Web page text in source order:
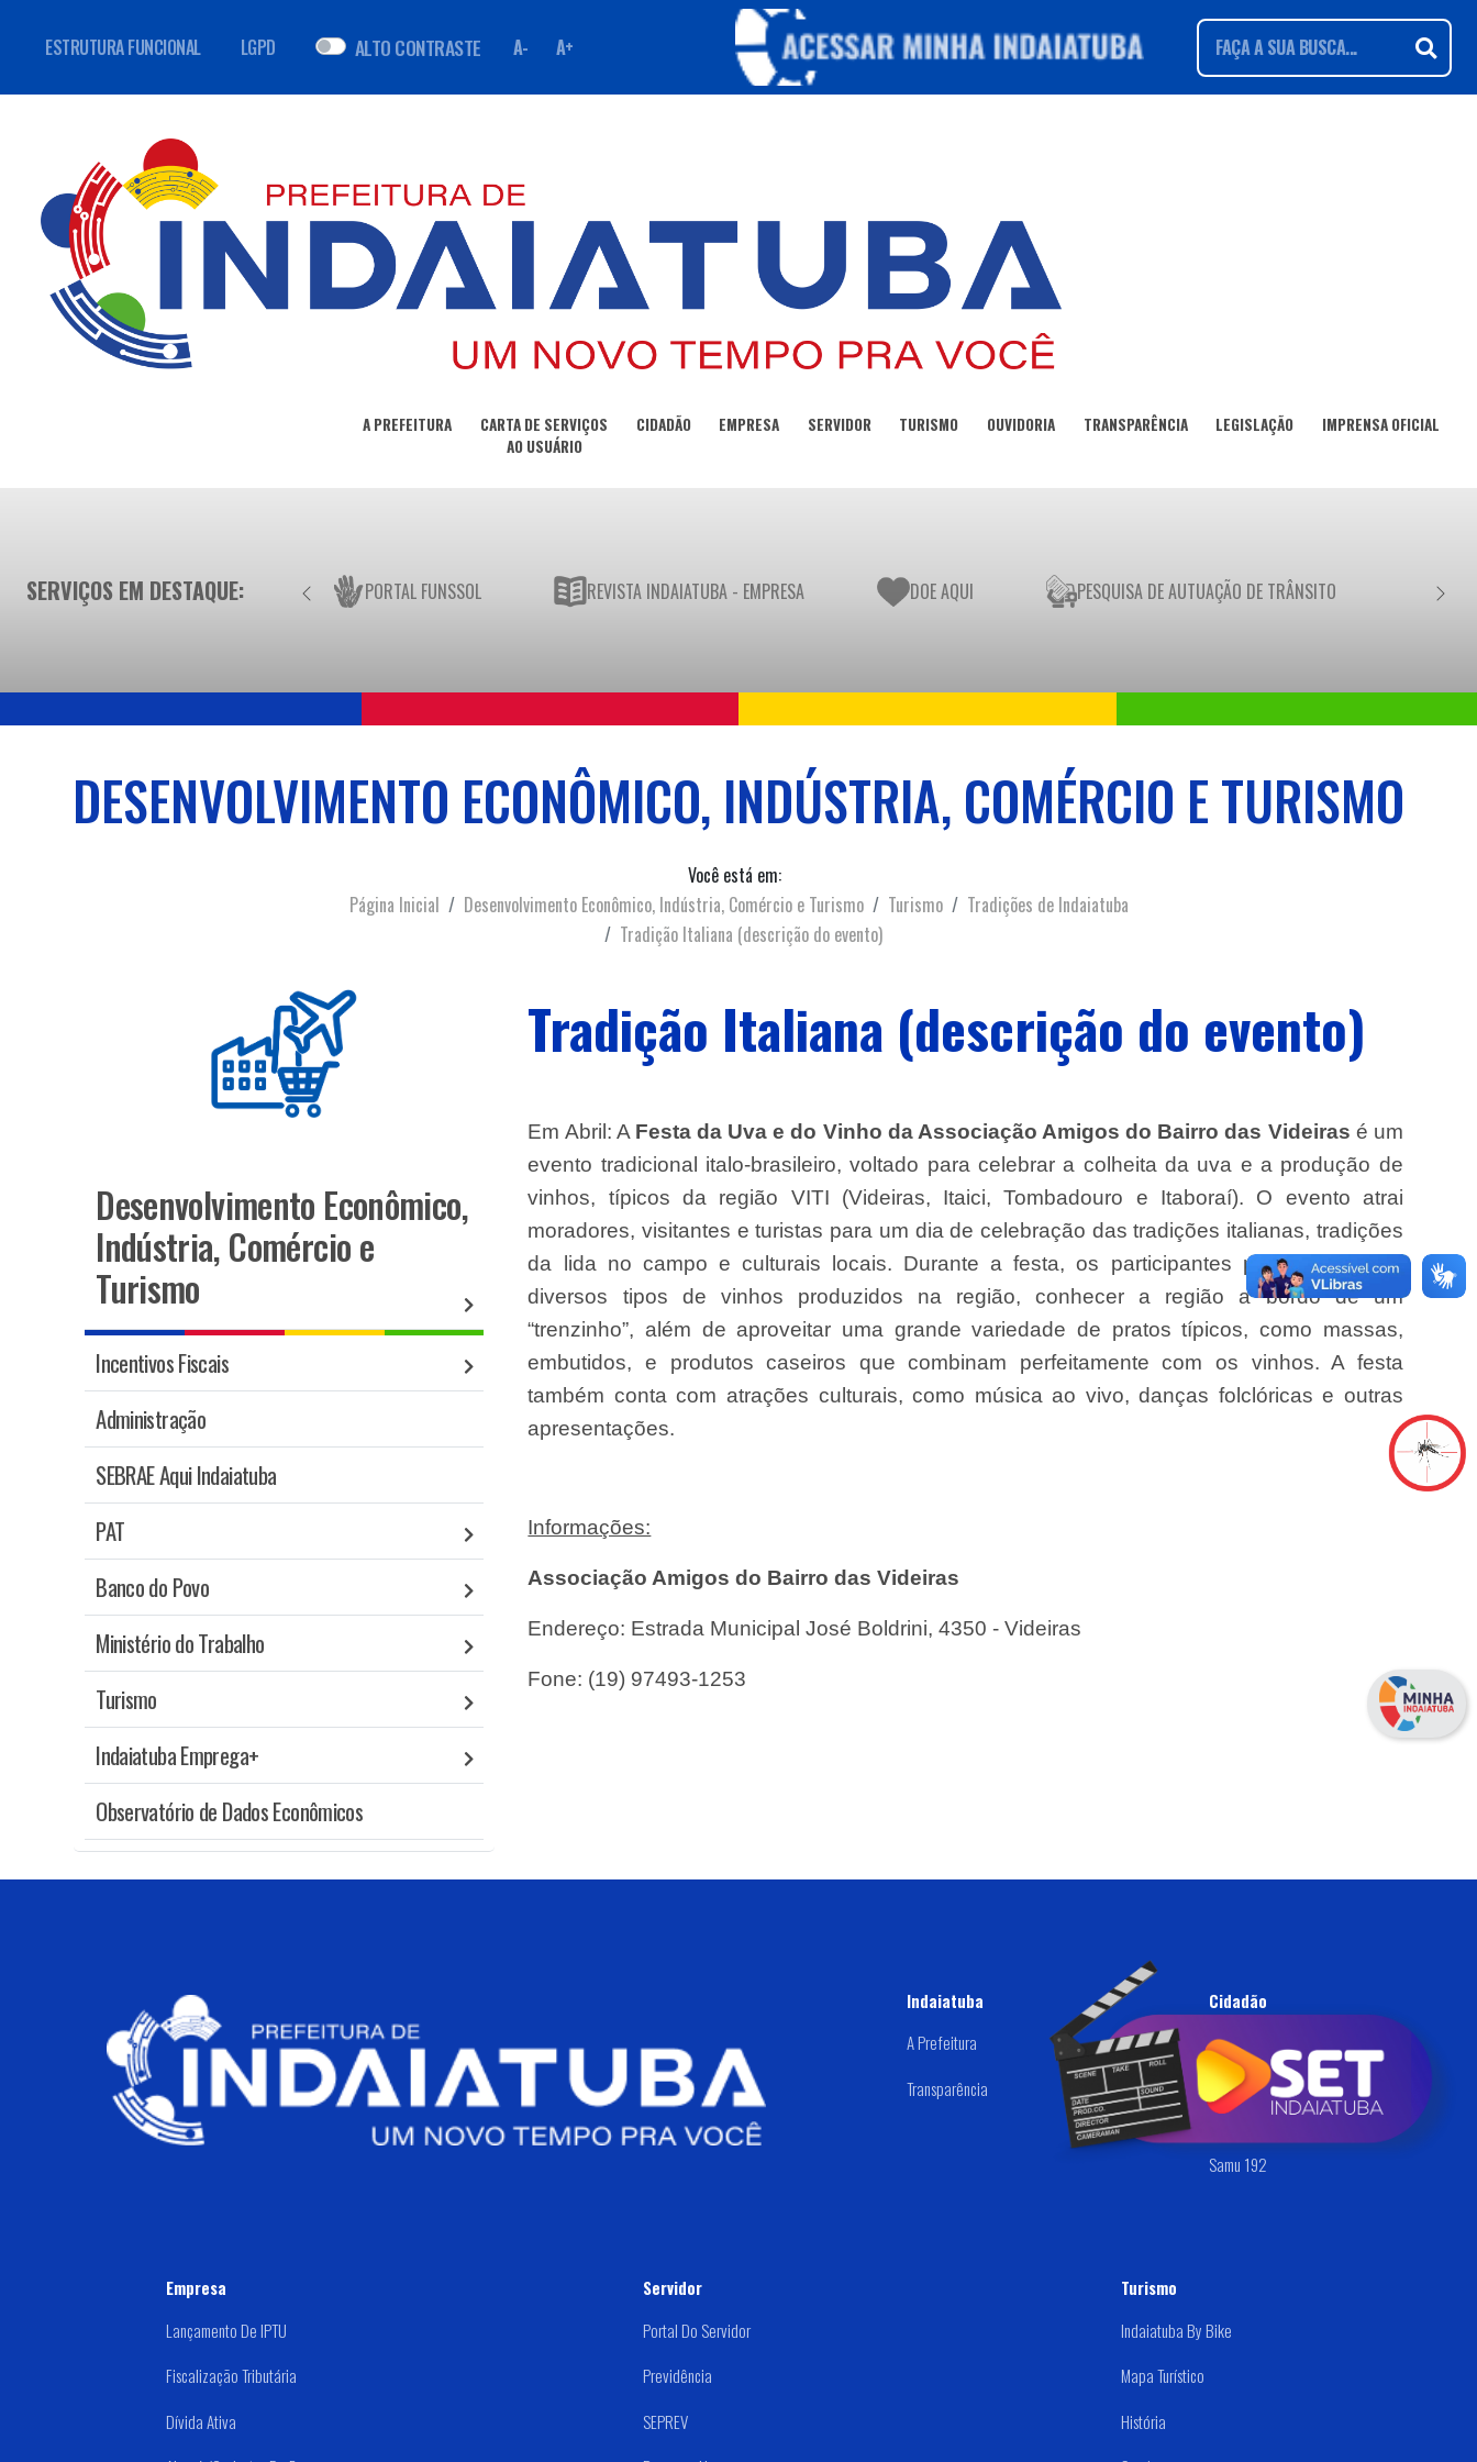
ESTRUTURA FUNCIONAL LGPD ALTO CONTRASTE A- A+
A PREFEITURA
CARTA DE SERVIÇOS
AO USUÁRIO
CIDADÃO EMPRESA SERVIDOR TURISMO OUVIDORIA TRANSPARÊNCIA LEGISLAÇÃO IMPRENSA OFICIAL
SERVIÇOS EM DESTAQUE: PORTAL FUNSSOL REVISTA INDAIATUBA - EMPRESA DOE AQUI PESQUISA DE AUTUAÇÃO DE TRÂNSITO
DESENVOLVIMENTO ECONÔMICO, INDÚSTRIA, COMÉRCIO E TURISMO
Você está em:
Página Inicial
Desenvolvimento Econômico, Indústria, Comércio e Turismo Turismo
Tradições de Indaiatuba
Tradição Italiana (descrição do evento)
Desenvolvimento Econômico,
Indústria, Comércio e
Turismo
Incentivos Fiscais
Administração
SEBRAE Aqui Indaiatuba
PAT
Banco do Povo
Ministério do Trabalho
Turismo
Indaiatuba Emprega+
Observatório de Dados Econômicos
Tradição Italiana (descrição do evento)
Em Abril: A Festa da Uva e do Vinho da Associação Amigos do Bairro das Videiras é um
evento tradicional italo-brasileiro, voltado para celebrar a colheita da uva e a produção de
vinhos, típicos da região VITI (Videiras, Itaici, Tombadouro e Itaboraí). O evento atrai
moradores,visitantes e turistas para um dia de celebração das tradições italianas, tradições
da lida no campo e culturais locais. Durante a festa, os participantes podem degustar
diversos tipos de vinhos produzidos na região, conhecer a região a bordo de um
“trenzinho”, além de aproveitar uma grande variedade de pratos típicos, como massas,
embutidos, e produtos caseiros que combinam perfeitamente com os vinhos. A festa
também conta com atrações culturais, como música ao vivo, danças folclóricas e outras
apresentações.
Informações:
Associação Amigos do Bairro das Videiras
Endereço: Estrada Municipal José Boldrini, 4350 - Videiras
Fone: (19) 97493-1253
Indaiatuba
A Prefeitura
Transparência
Cidadão
Ouvidoria
Defesa Civil
Samu 192
Empresa
Lançamento De IPTU
Fiscalização Tributária
Dívida Ativa
Servidor
Portal Do Servidor
Previdência
SEPREV
Turismo
Indaiatuba By Bike
Mapa Turístico
História